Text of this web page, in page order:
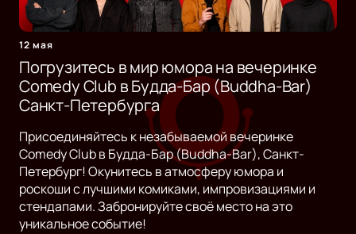
12 мая
Погрузитесь в мир юмора на вечеринке
Comedy Club в Будда-Бар (Buddha-Bar)
Санкт-Петербурга
Присоединяйтесь к незабываемой вечеринке
Comedy Club в Будда-Бар (Buddha-Bar), Санкт-
Петербург! Окунитесь в атмосферу юмора и
роскоши с лучшими комиками, импровизациями и
стендапами. Забронируйте своё место на это
уникальное событие!